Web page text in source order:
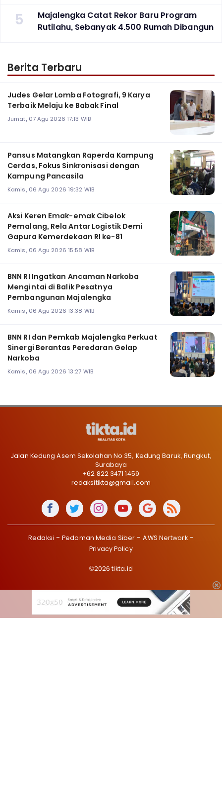
5
Majalengka Catat Rekor Baru Program
Rutilahu, Sebanyak 4.500 Rumah Dibangun
Berita Terbaru
Judes Gelar Lomba Fotografi, 9 Karya
Terbaik Melaju ke Babak Final
Jumat, 07 Agu 2026 17:13 WIB
Pansus Matangkan Raperda Kampung
Cerdas, Fokus Sinkronisasi dengan
Kampung Pancasila
Kamis, 06 Agu 2026 19:32 WIB
Aksi Keren Emak-emak Cibelok
Pemalang, Rela Antar Logistik Demi
Gapura Kemerdekaan RI ke-81
Kamis, 06 Agu 2026 15:58 WIB
BNN RI Ingatkan Ancaman Narkoba
Mengintai di Balik Pesatnya
Pembangunan Majalengka
Kamis, 06 Agu 2026 13:38 WIB
BNN RI dan Pemkab Majalengka Perkuat
Sinergi Berantas Peredaran Gelap
Narkoba
Kamis, 06 Agu 2026 13:27 WIB
Jalan Kedung Asem Sekolahan No 35, Kedung Baruk, Rungkut,
Surabaya
+62 822 3471 1459
redaksitikta@gmail.com
Redaksi Pedoman Media Siber
AWS Nertwork
Privacy Policy
©2026 tikta.id